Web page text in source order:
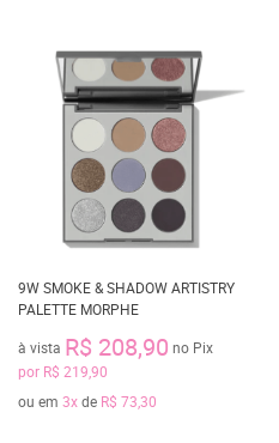
9W SMOKE & SHADOW ARTISTRY
PALETTE MORPHE
à vista R$ 208,90 no Pix
por R$ 219,90
ou em 3xde R$ 73,30